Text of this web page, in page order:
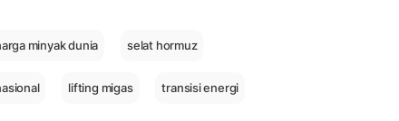
minyak dunia selat hormuz
lifting migas transisi energi